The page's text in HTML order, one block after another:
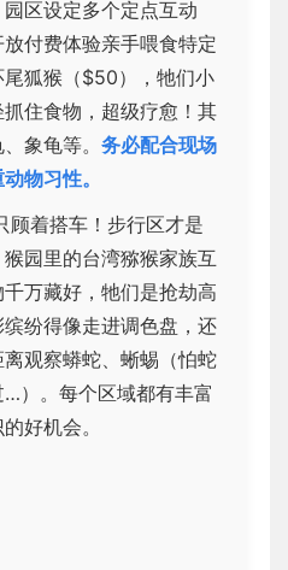
区设定多个定点互动
付费体验亲手喂食特定
狐猴（$50），牠们小
住食物，超级疗愈！其
象龟等。 务必配合现场
物习性。
顾着搭车！步行区才是
园里的台湾猕猴家族互
万藏好，牠们是抢劫高
纷得像走进调色盘，还
观察蟒蛇、蜥蜴（怕蛇
）。每个区域都有丰富
好机会。